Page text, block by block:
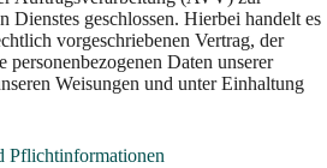
Dienstes geschlossen. Hierbei handelt es
vorgeschriebenen Vertrag, der
personenbezogenen Daten unserer
Weisungen und unter Einhaltung
Pflicht­informationen